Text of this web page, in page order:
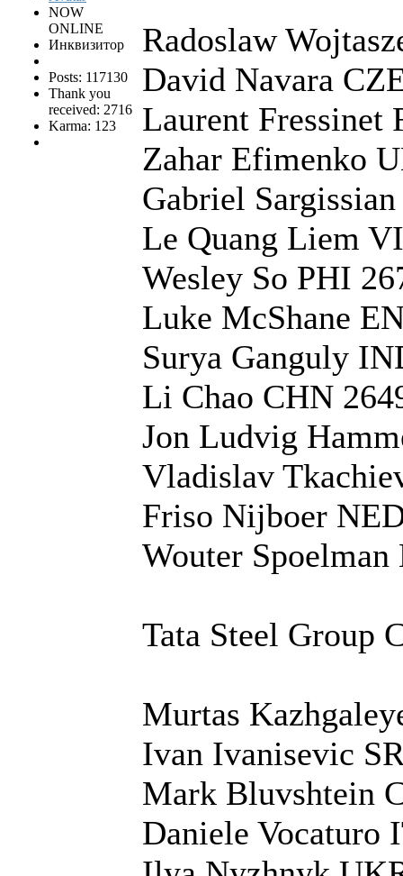
NOW
ONLINE
Инквизитор
Posts: 117130
Thank you
received: 2716
Karma: 123
Radoslaw
David Navara
Laurent Fressinet
Zahar Efimenko
Gabriel
Le Quang Liem
Wesley So PHI
Luke McShane
Surya Ganguly
Li Chao CHN
Jon Ludvig
Vladislav
Friso Nijboer
Wouter Spoelman
Tata Steel Group
Murtas
Ivan Ivanisevic
Mark Bluvshtein
Daniele Vocaturo